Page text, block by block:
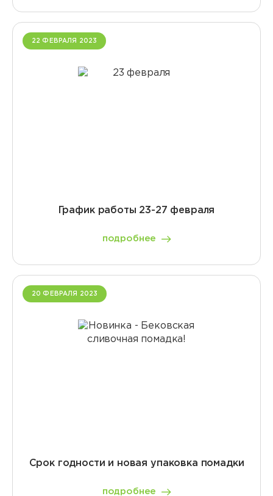
22 ФЕВРАЛЯ 2023
График работы 23-27 февраля
подробнее
20 ФЕВРАЛЯ 2023
Срок годности и новая упаковка помадки
подробнее